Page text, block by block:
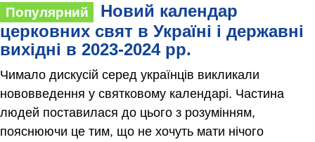
Популярний
Новий календар
церковних свят в Україні і державні
вихідні в 2023-2024 рр.
Чимало дискусій серед українців викликали
нововведення у святковому календарі. Частина
людей поставилася до цього з розумінням,
пояснюючи це тим, що не хочуть мати нічого